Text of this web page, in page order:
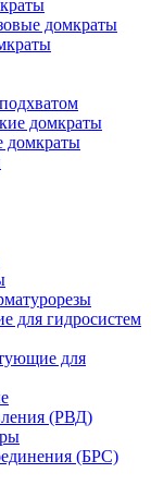
домкраты
домкраты
домкраты
для гидросистем
для
(РВД)
(БРС)